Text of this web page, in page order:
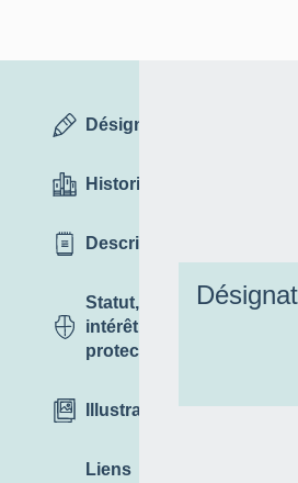
Désignation
Historique
Description
Statut,
intérêt et
protection
Illustrations
Liens